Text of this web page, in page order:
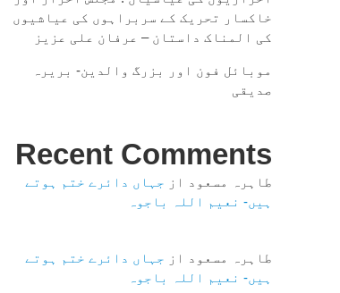
خاکسار تحریک کے سربراہوں کی عیاشیوں
کی المناک داستان – عرفان علی عزیز
موبائل فون اور بزرگ والدین- بریرہ
صدیقی
Recent Comments
طاہرہ مسعود از جہاں دائرے ختم ہوتے
ہیں- نعیم اللہ باجوہ
طاہرہ مسعود از جہاں دائرے ختم ہوتے
ہیں- نعیم اللہ باجوہ